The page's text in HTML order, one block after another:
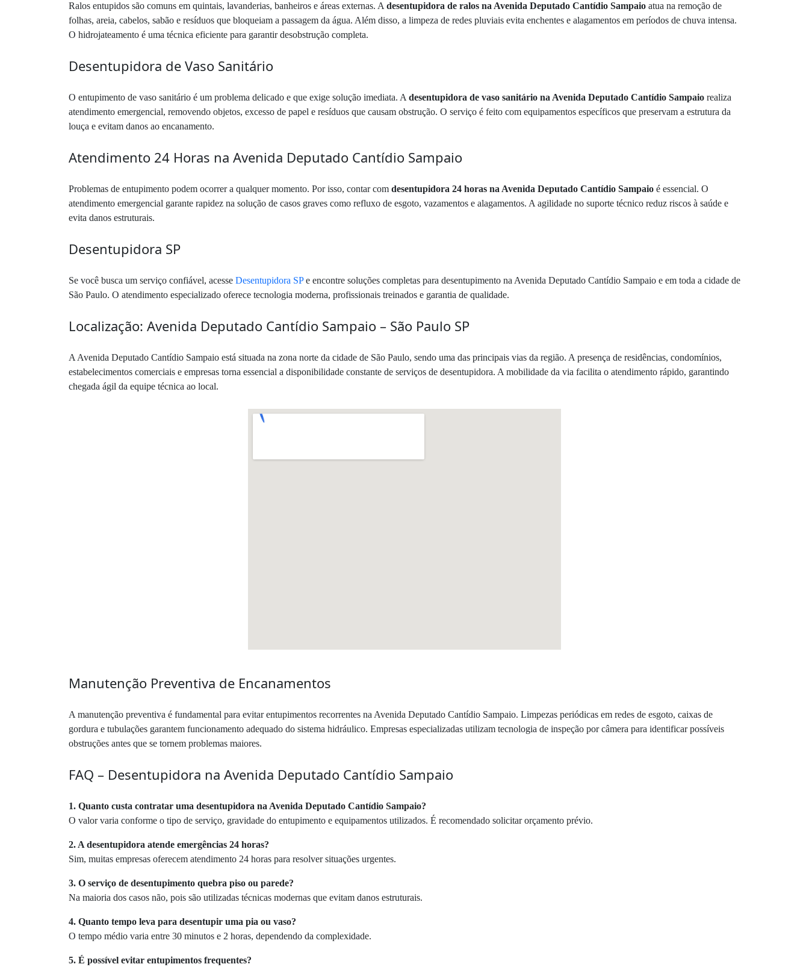
Ralos entupidos são comuns em quintais, lavanderias, banheiros e áreas externas. A desentupidora de ralos na Avenida Deputado Cantídio Sampaio atua na remoção de
folhas, areia, cabelos, sabão e resíduos que bloqueiam a passagem da água. Além disso, a limpeza de redes pluviais evita enchentes e alagamentos em períodos de chuva intensa.
O hidrojateamento é uma técnica eficiente para garantir desobstrução completa.
Desentupidora de Vaso Sanitário
O entupimento de vaso sanitário é um problema delicado e que exige solução imediata. A desentupidora de vaso sanitário na Avenida Deputado Cantídio Sampaio realiza
atendimento emergencial, removendo objetos, excesso de papel e resíduos que causam obstrução. O serviço é feito com equipamentos específicos que preservam a estrutura da
louça e evitam danos ao encanamento.
Atendimento 24 Horas na Avenida Deputado Cantídio Sampaio
Problemas de entupimento podem ocorrer a qualquer momento. Por isso, contar com desentupidora 24 horas na Avenida Deputado Cantídio Sampaio é essencial. O
atendimento emergencial garante rapidez na solução de casos graves como refluxo de esgoto, vazamentos e alagamentos. A agilidade no suporte técnico reduz riscos à saúde e
evita danos estruturais.
Desentupidora SP
Se você busca um serviço confiável, acesse Desentupidora SPe encontre soluções completas para desentupimento na Avenida Deputado Cantídio Sampaio e em toda a cidade de
São Paulo. O atendimento especializado oferece tecnologia moderna, profissionais treinados e garantia de qualidade.
Localização: Avenida Deputado Cantídio Sampaio – São Paulo SP
A Avenida Deputado Cantídio Sampaio está situada na zona norte da cidade de São Paulo, sendo uma das principais vias da região. A presença de residências, condomínios,
estabelecimentos comerciais e empresas torna essencial a disponibilidade constante de serviços de desentupidora. A mobilidade da via facilita o atendimento rápido, garantindo
chegada ágil da equipe técnica ao local.
Manutenção Preventiva de Encanamentos
A manutenção preventiva é fundamental para evitar entupimentos recorrentes na Avenida Deputado Cantídio Sampaio. Limpezas periódicas em redes de esgoto, caixas de
gordura e tubulações garantem funcionamento adequado do sistema hidráulico. Empresas especializadas utilizam tecnologia de inspeção por câmera para identificar possíveis
obstruções antes que se tornem problemas maiores.
FAQ – Desentupidora na Avenida Deputado Cantídio Sampaio
1. Quanto custa contratar uma desentupidora na Avenida Deputado Cantídio Sampaio?
O valor varia conforme o tipo de serviço, gravidade do entupimento e equipamentos utilizados. É recomendado solicitar orçamento prévio.
2. A desentupidora atende emergências 24 horas?
Sim, muitas empresas oferecem atendimento 24 horas para resolver situações urgentes.
3. O serviço de desentupimento quebra piso ou parede?
Na maioria dos casos não, pois são utilizadas técnicas modernas que evitam danos estruturais.
4. Quanto tempo leva para desentupir uma pia ou vaso?
O tempo médio varia entre 30 minutos e 2 horas, dependendo da complexidade.
5. É possível evitar entupimentos frequentes?